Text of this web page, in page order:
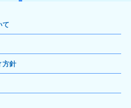
て
方針